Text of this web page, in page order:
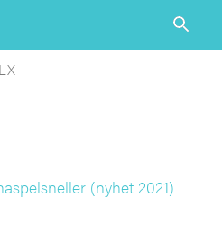
(nyhet 2021)